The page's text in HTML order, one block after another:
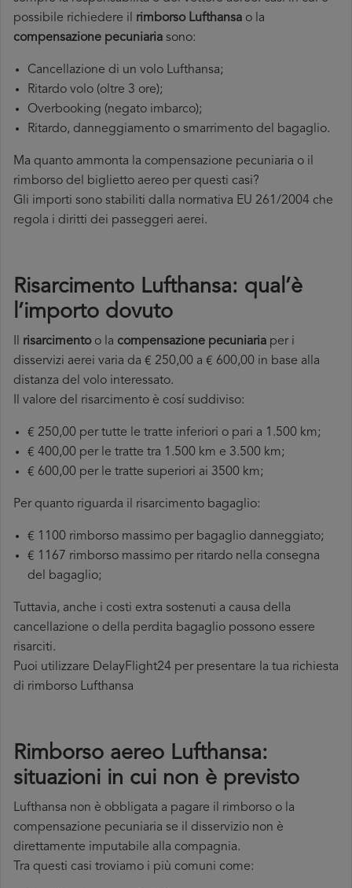
possibile richiedere il rimborso Lufthansa o la
compensazione pecuniaria sono:
Cancellazione di un volo Lufthansa;
Ritardo volo (oltre 3 ore);
Overbooking (negato imbarco);
Ritardo, danneggiamento o smarrimento del bagaglio.
Ma quanto ammonta la compensazione pecuniaria o il
rimborso del biglietto aereo per questi casi?
Gli importi sono stabiliti dalla normativa EU 261/2004 che
regola i diritti dei passeggeri aerei.
Risarcimento Lufthansa: qual’è
l’importo dovuto
Il risarcimentoo la compensazione pecuniaria per i
disservizi aerei varia da € 250,00 a € 600,00 in base alla
distanza del volo interessato.
Il valore del risarcimento è cosí suddiviso:
€ 250,00 per tutte le tratte inferiori o pari a 1.500 km;
€ 400,00 per le tratte tra 1.500 km e 3.500 km;
€ 600,00 per le tratte superiori ai 3500 km;
Per quanto riguarda il risarcimento bagaglio:
€ 1100 rimborso massimo per bagaglio danneggiato;
€ 1167 rimborso massimo per ritardo nella consegna
del bagaglio;
Tuttavia, anche i costi extra sostenuti a causa della
cancellazione o della perdita bagaglio possono essere
risarciti.
Puoi utilizzare DelayFlight24 per presentare la tua richiesta
di rimborso Lufthansa
Rimborso aereo Lufthansa:
situazioni in cui non è previsto
Lufthansa non è obbligata a pagare il rimborso o la
compensazione pecuniaria se il disservizio non è
direttamente imputabile alla compagnia.
Tra questi casi troviamo i più comuni come: